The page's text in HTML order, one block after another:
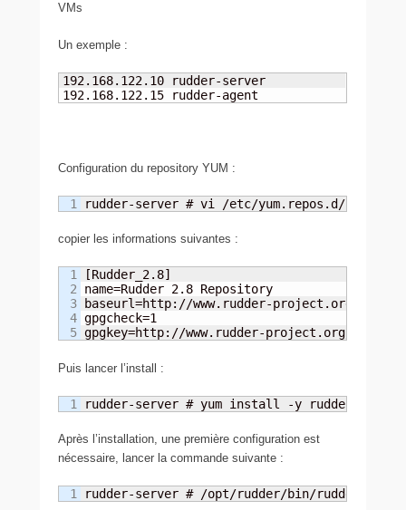
VMs
Un exemple :
192.168.122.10 rudder-server
192.168.122.15 rudder-agent
Configuration du repository YUM :
rudder-server # vi /etc/yum.repos.d/
copier les informations suivantes :
1
2
3
4
[Rudder_2.8]
name=Rudder 2.8 Repository
baseurl=http://www.rudder-project.org/rpm-
gpgcheck=1
gpgkey=http://www.rudder-project.org/rpm-2.8/
Puis lancer l’install :
rudder-server # yum install -y rudder-
Après l’installation, une première configuration est
nécessaire, lancer la commande suivante :
rudder-server # /opt/rudder/bin/rudder-